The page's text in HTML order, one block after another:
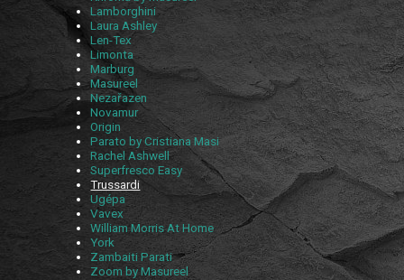
Lamborghini
Laura Ashley
Len-Tex
Limonta
Marburg
Masureel
Nezařazen
Novamur
Origin
Parato by Cristiana Masi
Rachel Ashwell
Superfresco Easy
Trussardi
Ugépa
Vavex
William Morris At Home
York
Zambaiti Parati
Zoom by Masureel